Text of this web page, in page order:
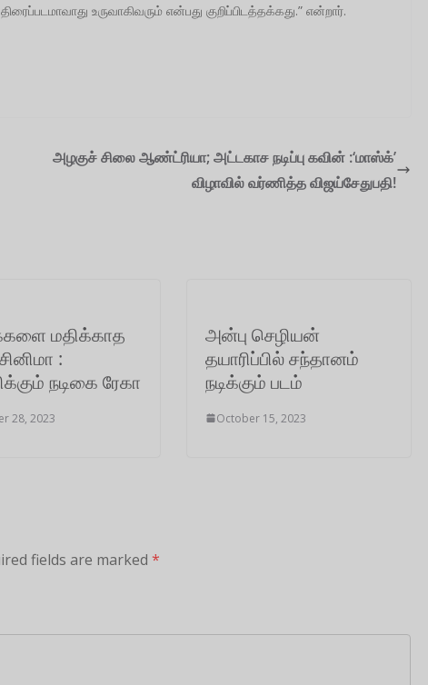
உருவாகிவரும் என்பது குறிப்பிடத்தக்கது.” என்றார்.
அழகுச் சிலை ஆண்ட்ரியா; அட்டகாச நடிப்பு கவின் :‘மாஸ்க்’
விழாவில் வர்ணித்த விஜய்சேதுபதி!
மதிக்காத
:
நடிகை ரேகா
28, 2023
அன்பு செழியன்
தயாரிப்பில் சந்தானம்
நடிக்கும் படம்
October 15, 2023
fields are marked *